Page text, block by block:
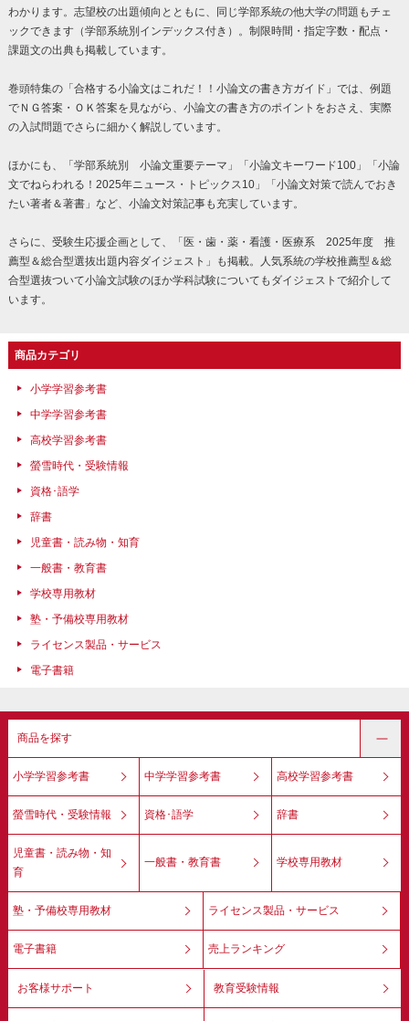
わかります。志望校の出題傾向とともに、同じ学部系統の他大学の問題もチェ
ックできます（学部系統別インデックス付き）。制限時間・指定字数・配点・
課題文の出典も掲載しています。
巻頭特集の「合格する小論文はこれだ！！小論文の書き方ガイド」では、例題
でＮＧ答案・ＯＫ答案を見ながら、小論文の書き方のポイントをおさえ、実際
の入試問題でさらに細かく解説しています。
ほかにも、「学部系統別 小論文重要テーマ」「小論文キーワード100」「小論
文でねらわれる！2025年ニュース・トピックス10」「小論文対策で読んでおき
たい著者＆著書」など、小論文対策記事も充実しています。
さらに、受験生応援企画として、「医・歯・薬・看護・医療系 2025年度 推
薦型＆総合型選抜出題内容ダイジェスト」も掲載。人気系統の学校推薦型＆総
合型選抜ついて小論文試験のほか学科試験についてもダイジェストで紹介して
います。
商品カテゴリ
小学学習参考書
中学学習参考書
高校学習参考書
螢雪時代・受験情報
資格･語学
辞書
児童書・読み物・知育
一般書・教育書
学校専用教材
塾・予備校専用教材
ライセンス製品・サービス
電子書籍
商品を探す
小学学習参考書 中学学習参考書 高校学習参考書
螢雪時代・受験情報 資格･語学 辞書
児童書・読み物・知
育
一般書・教育書 学校専用教材
塾・予備校専用教材 ライセンス製品・サービス
電子書籍 売上ランキング
お客様サポート 教育受験情報